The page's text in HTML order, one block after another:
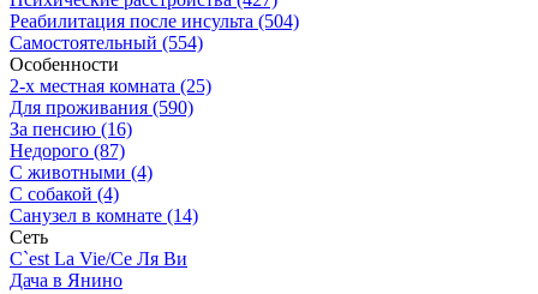
Реабилитация после инсульта (504)
Самостоятельный (554)
Особенности
2-х местная комната (25)
Для проживания (590)
За пенсию (16)
Недорого (87)
С животными (4)
С собакой (4)
Санузел в комнате (14)
Сеть
C`est La Vie/Се Ля Ви
Дача в Янино